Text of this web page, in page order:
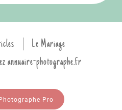
Le Mariage
annuaire-photographe.fr
Pro